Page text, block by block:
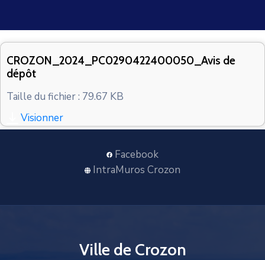
VOS
CONTACT
CROZON_2024_PC0290422400050_Avis de
dépôt
Taille du fichier : 79.67 KB
Visionner
Facebook
IntraMuros Crozon
Ville de Crozon